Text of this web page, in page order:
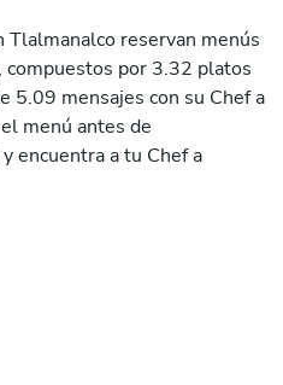
reservan menús
por 3.32 platos
5.09 mensajes con su Chef a
menú antes de
encuentra a tu Chef a